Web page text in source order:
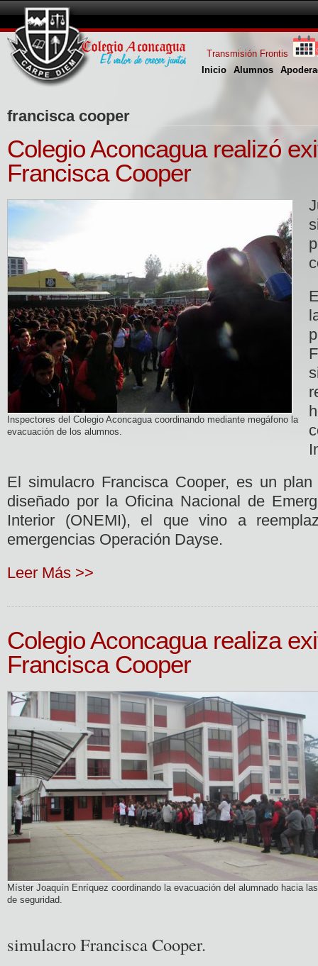
Inicio Alumnos
Transmisión Frontis
francisca cooper
Colegio Aconcagua realizó
Francisca Cooper
Inspectores del Colegio Aconcagua coordinando mediante megáfono la
evacuación de los alumnos.
El simulacro Francisca Cooper, es un
diseñado por la Oficina Nacional de
Interior (ONEMI), el que vino a
emergencias Operación Dayse.
Leer Más >>
Colegio Aconcagua realiza
Francisca Cooper
Míster Joaquín Enríquez coordinando la evacuación del alumnado hacia
de seguridad.
simulacro Francisca Cooper.